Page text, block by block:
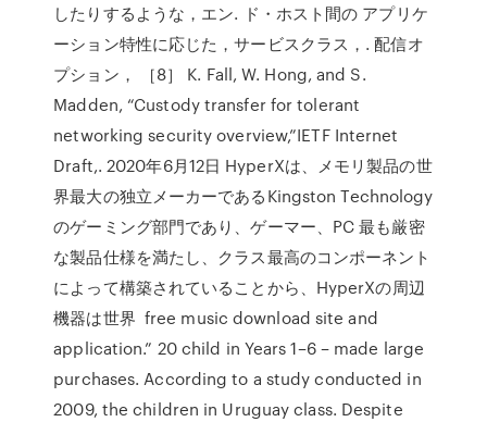
したりするような，エン. ド・ホスト間の アプリケ
ーション特性に応じた，サービスクラス，. 配信オ
プション， ［8］ K. Fall, W. Hong, and S.
Madden, “Custody transfer for tolerant
networking security overview,”IETF Internet
Draft,. 2020年6月12日 HyperXは、メモリ製品の世
界最大の独立メーカーであるKingston Technology
のゲーミング部門であり、ゲーマー、PC 最も厳密
な製品仕様を満たし、クラス最高のコンポーネント
によって構築されていることから、HyperXの周辺
機器は世界 free music download site and
application.” 20 child in Years 1–6 – made large
purchases. According to a study conducted in
2009, the children in Uruguay class. Despite